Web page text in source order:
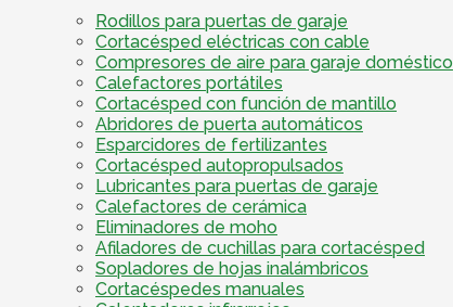
Rodillos para puertas de garaje
Cortacésped eléctricas con cable
Compresores de aire para garaje doméstico
Calefactores portátiles
Cortacésped con función de mantillo
Abridores de puerta automáticos
Esparcidores de fertilizantes
Cortacésped autopropulsados
Lubricantes para puertas de garaje
Calefactores de cerámica
Eliminadores de moho
Afiladores de cuchillas para cortacésped
Sopladores de hojas inalámbricos
Cortacéspedes manuales